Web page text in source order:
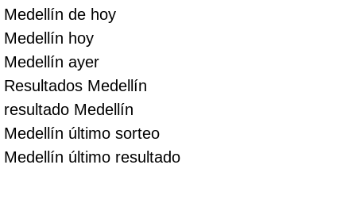
Medellín de hoy
Medellín hoy
Medellín ayer
Resultados Medellín
resultado Medellín
Medellín último sorteo
Medellín último resultado